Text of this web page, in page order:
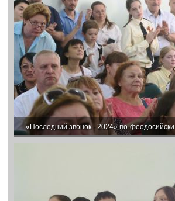
«Последний звонок - 2024» по-феодосийски